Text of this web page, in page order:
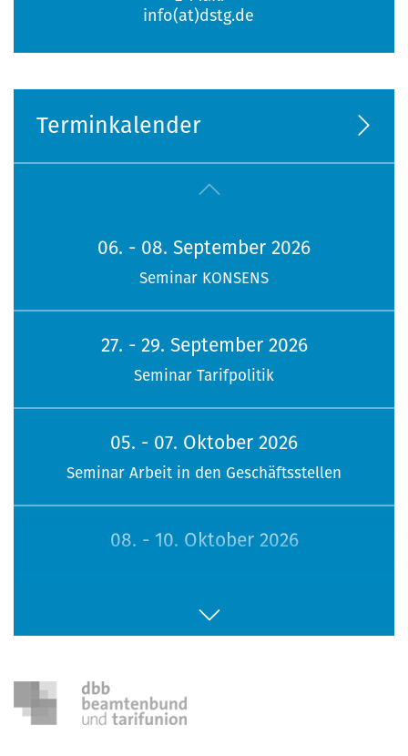
info(at)dstg.de
Terminkalender
06. - 08. September 2026
Seminar KONSENS
27. - 29. September 2026
Seminar Tarifpolitik
05. - 07. Oktober 2026
Seminar Arbeit in den Geschäftsstellen
08. - 10. Oktober 2026
16. - 18. Oktober 2026